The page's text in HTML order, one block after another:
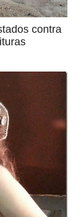
contra